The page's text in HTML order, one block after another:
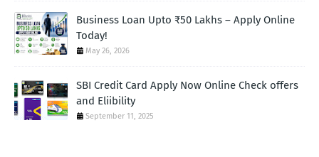
Business Loan Upto ₹50 Lakhs – Apply Online
Today!
May 26, 2026
SBI Credit Card Apply Now Online Check offers
and Eliibility
September 11, 2025